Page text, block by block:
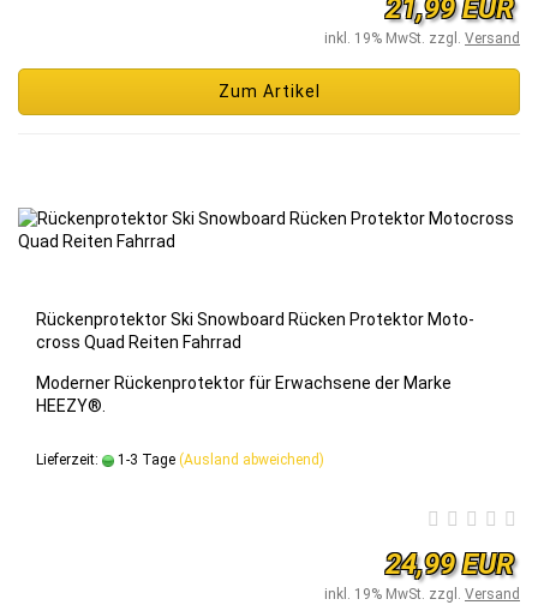
21,99 EUR
inkl. 19% MwSt. zzgl. Versand
Zum Artikel
Rü­cken­pro­tek­tor Ski Snow­board Rü­cken Pro­tek­tor Mo­to­
cross Quad Rei­ten Fahr­rad
Mo­der­ner Rü­cken­pro­tek­tor für Er­wach­se­ne der Marke
HEEZY®.
Lieferzeit: 1-3 Tage (Ausland abweichend)
24,99 EUR
inkl. 19% MwSt. zzgl. Versand